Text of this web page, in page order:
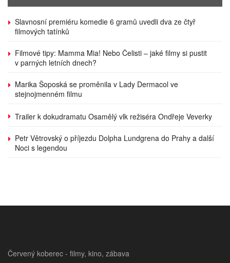
Slavnosní premiéru komedie 6 gramů uvedli dva ze čtyř
filmových tatínků
Filmové tipy: Mamma Mia! Nebo Čelisti – jaké filmy si pustit
v parných letních dnech?
Marika Šoposká se proměnila v Lady Dermacol ve
stejnojmenném filmu
Trailer k dokudramatu Osamělý vlk režiséra Ondřeje Veverky
Petr Větrovský o příjezdu Dolpha Lundgrena do Prahy a další
Noci s legendou
Červený koberec - filmy, kino, zábava